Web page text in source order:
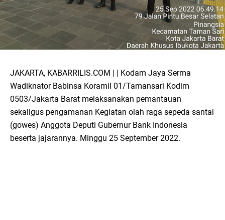
JAKARTA, KABARRILIS.COM | | Kodam Jaya Serma
Wadiknator Babinsa Koramil 01/Tamansari Kodim
0503/Jakarta Barat melaksanakan pemantauan
sekaligus pengamanan Kegiatan olah raga sepeda santai
(gowes) Anggota Deputi Gubernur Bank Indonesia
beserta jajarannya. Minggu 25 September 2022.